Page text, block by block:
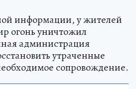
информации, у жителей
огонь уничтожил
администрация
утраченные
сопровождение.